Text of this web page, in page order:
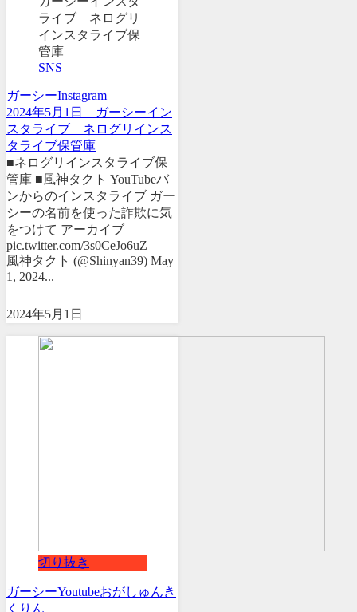
SNS
ガーシーInstagram
2024年5月1日 ガーシーイン
スタライブ ネログリインス
タライブ保管庫
■ネログリインスタライブ保
管庫 ■風神タクト YouTubeバ
ンからのインスタライブ ガー
シーの名前を使った詐欺に気
をつけて アーカイブ
pic.twitter.com/3s0CeJo6uZ —
風神タクト (@Shinyan39) May
1, 2024...
2024年5月1日
切り抜き
ガーシーYoutubeおがしゅんき
くりん